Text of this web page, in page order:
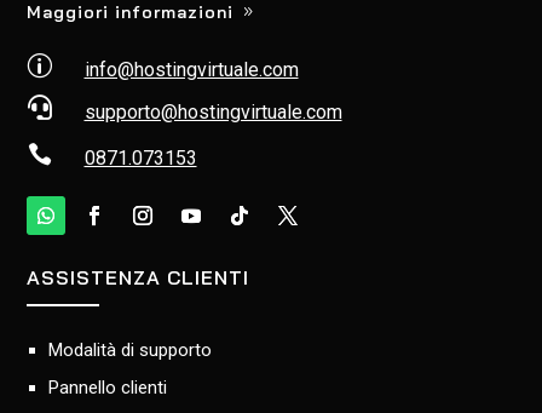
Maggiori informazioni
p info@hostingvirtuale.com
 supporto@hostingvirtuale.com
 0871.073153
ASSISTENZA CLIENTI
Modalità di supporto
Pannello clienti